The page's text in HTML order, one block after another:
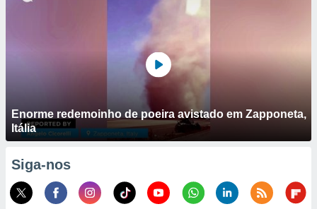
Enorme redemoinho de poeira avistado em Zapponeta,
Itália
Siga-nos